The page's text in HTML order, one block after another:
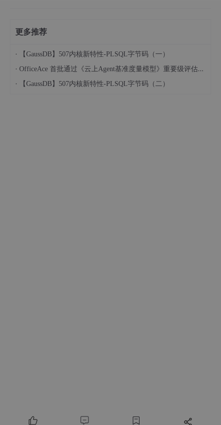
更多推荐
· 【GaussDB】507内核新特性-PLSQL字节码（一）
· OfficeAce 首批通过《云上Agent基准度量模型》重要级评估，定义智能体可信新标杆
· 【GaussDB】507内核新特性-PLSQL字节码（二）